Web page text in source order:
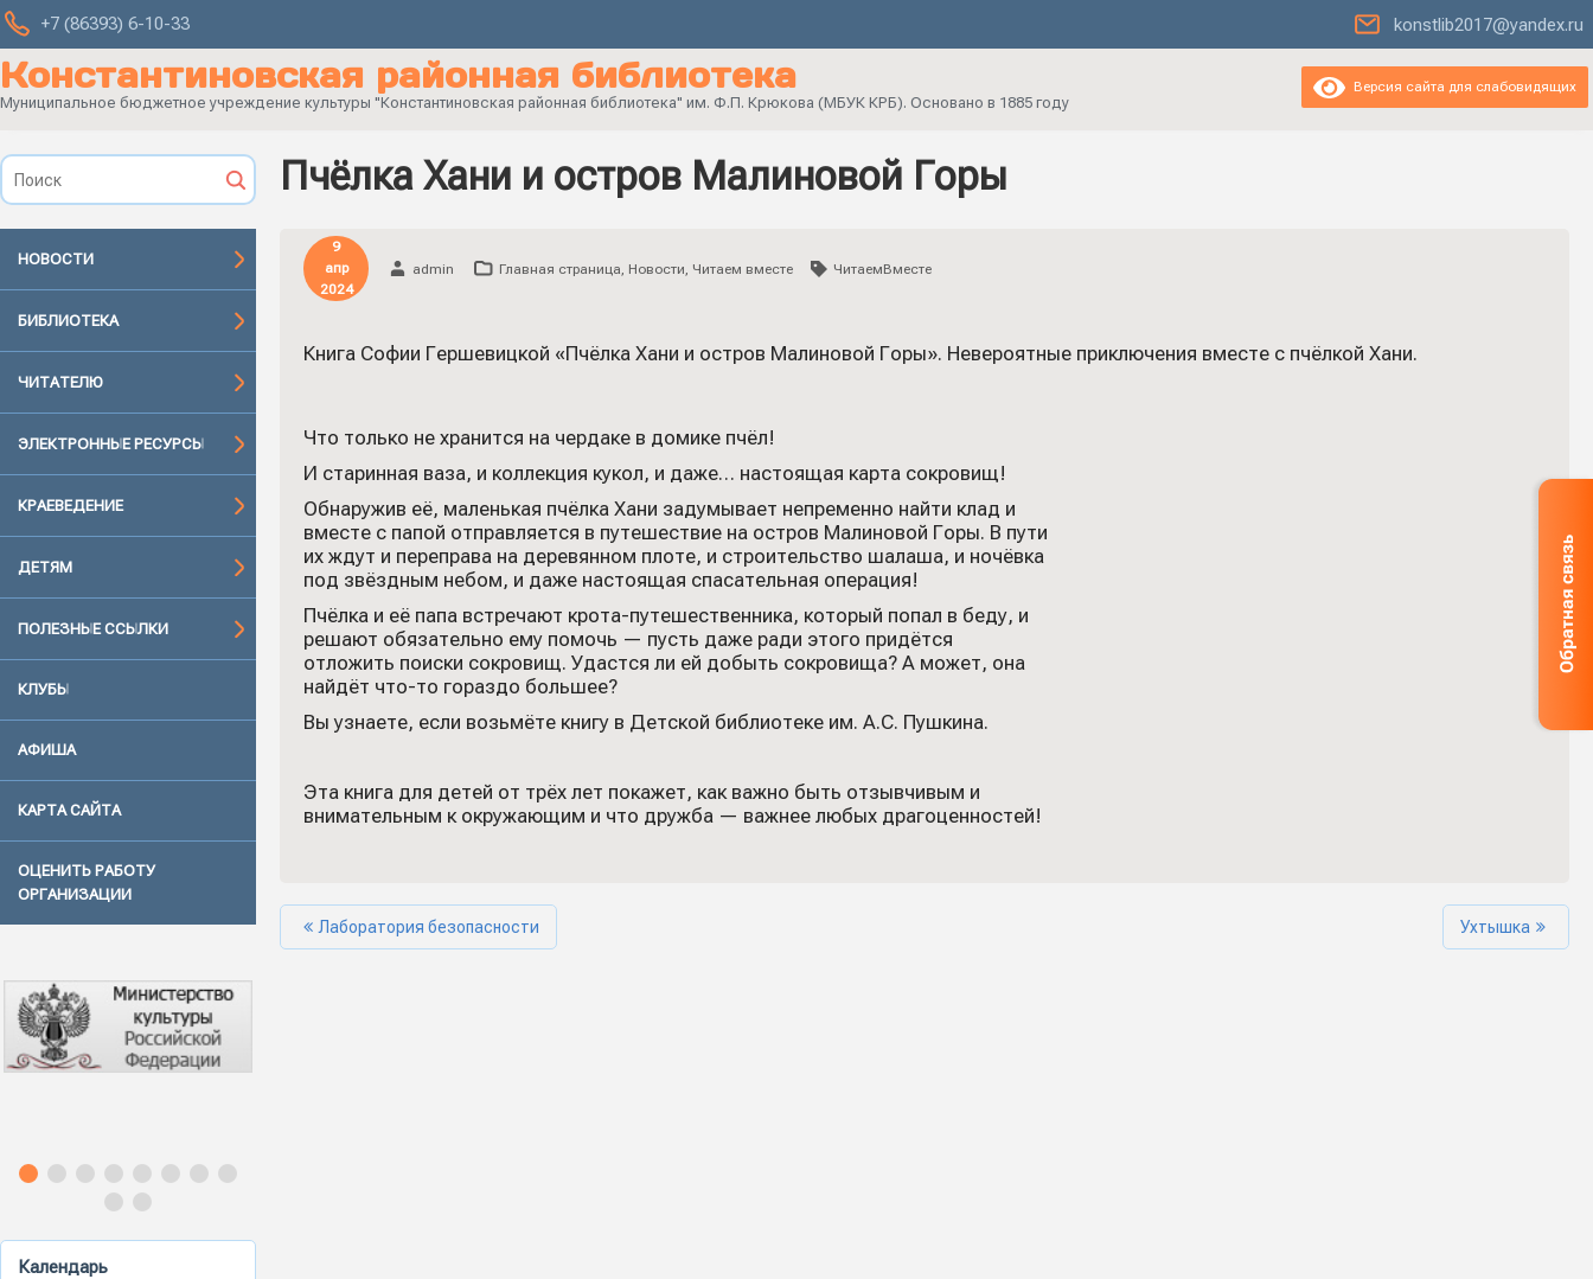
+7 (86393) 6-10-33 konstlib2017@yandex.ru
Константиновская районная библиотека
Муниципальное бюджетное учреждение культуры "Константиновская районная библиотека" им. Ф.П. Крюкова (МБУК КРБ). Основано в 1885 году
Версия сайта для слабовидящих
НОВОСТИ
БИБЛИОТЕКА
ЧИТАТЕЛЮ
ЭЛЕКТРОННЫЕ РЕСУРСЫ
КРАЕВЕДЕНИЕ
ДЕТЯМ
ПОЛЕЗНЫЕ ССЫЛКИ
КЛУБЫ
АФИША
КАРТА САЙТА
ОЦЕНИТЬ РАБОТУ
ОРГАНИЗАЦИИ
Календарь
Пчёлка Хани и остров Малиновой Горы
9
апр
2024
admin Главная страница, Новости, Читаем вместе ЧитаемВместе
Книга Софии Гершевицкой «Пчёлка Хани и остров Малиновой Горы». Невероятные приключения вместе с пчёлкой Хани.
Что только не хранится на чердаке в домике пчёл!
И старинная ваза, и коллекция кукол, и даже… настоящая карта сокровищ!
Обнаружив её, маленькая пчёлка Хани задумывает непременно найти клад и
вместе с папой отправляется в путешествие на остров Малиновой Горы. В пути
их ждут и переправа на деревянном плоте, и строительство шалаша, и ночёвка
под звёздным небом, и даже настоящая спасательная операция!
Пчёлка и её папа встречают крота-путешественника, который попал в беду, и
решают обязательно ему помочь — пусть даже ради этого придётся
отложить поиски сокровищ. Удастся ли ей добыть сокровища? А может, она
найдёт что-то гораздо большее?
Вы узнаете, если возьмёте книгу в Детской библиотеке им. А.С. Пушкина.
Эта книга для детей от трёх лет покажет, как важно быть отзывчивым и
внимательным к окружающим и что дружба — важнее любых драгоценностей!
Лаборатория безопасности Ухтышка